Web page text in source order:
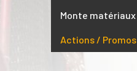
Monte matériaux
Actions / Promos